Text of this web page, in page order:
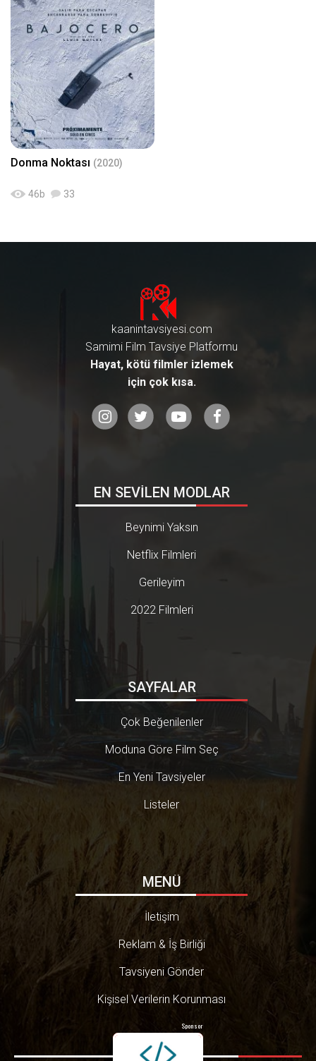
Donma Noktası (2020)
46b 33
kaanintavsiyesi.com
Samimi Film Tavsiye Platformu
Hayat, kötü filmler izlemek
için çok kısa.
EN SEVİLEN MODLAR
Beynimi Yaksın
Netflix Filmleri
Gerileyim
2022 Filmleri
SAYFALAR
Çok Beğenilenler
Moduna Göre Film Seç
En Yeni Tavsiyeler
Listeler
MENÜ
İletişim
Reklam & İş Birliği
Tavsiyeni Gönder
Kişisel Verilerin Korunması
Sponsor